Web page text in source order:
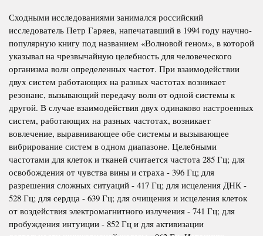
Сходными исследованиями занимался российский
исследователь Петр Гаряев, напечатавший в 1994 году научно-
популярную книгу под названием «Волновой геном», в которой
указывал на чрезвычайную целебность для человеческого
организма волн определенных частот. При взаимодействии
двух систем работающих на разных частотах возникает
резонанс, вызывающий передачу волн от одной системы к
другой. В случае взаимодействия двух одинаково настроенных
систем, работающих на разных частотах, возникает
вовлечение, выравнивающее обе системы и вызывающее
вибрирование систем в одном диапазоне. Целебными
частотами для клеток и тканей считается частота 285 Гц; для
освобождения от чувства вины и страха - 396 Гц; для
разрешения сложных ситуаций - 417 Гц; для исцеления ДНК -
528 Гц; для сердца - 639 Гц; для очищения и исцеления клеток
от воздействия электромагнитного излучения - 741 Гц; для
пробуждения интуиции - 852 Гц и для активизации